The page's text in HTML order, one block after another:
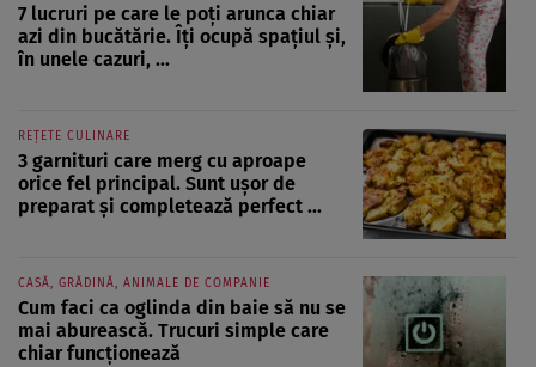
7 lucruri pe care le poți arunca chiar
azi din bucătărie. Îți ocupă spațiul și,
în unele cazuri, ...
REȚETE CULINARE
3 garnituri care merg cu aproape
orice fel principal. Sunt ușor de
preparat și completează perfect ...
CASĂ, GRĂDINĂ, ANIMALE DE COMPANIE
Cum faci ca oglinda din baie să nu se
mai aburească. Trucuri simple care
chiar funcționează